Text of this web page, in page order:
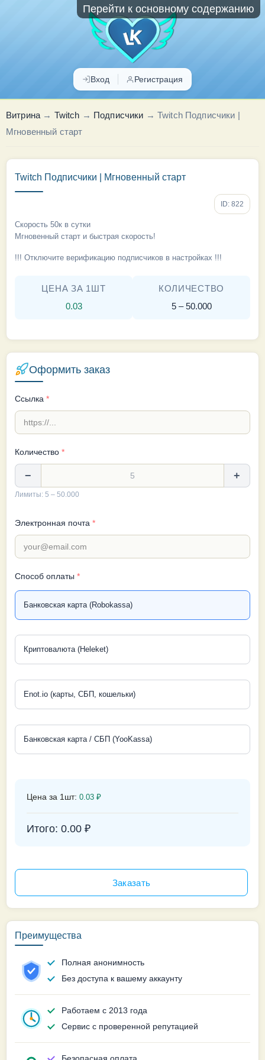
Перейти к основному содержанию
Вход Регистрация
Витрина→ Twitch → Подписчики → Twitch Подписчики |
Мгновенный старт
Twitch Подписчики | Мгновенный старт
ID: 822
Скорость 50к в сутки
Мгновенный старт и быстрая скорость!
!!! Отключите верификацию подписчиков в настройках !!!
ЦЕНА ЗА 1ШТ
0.03
КОЛИЧЕСТВО
5 – 50.000
Оформить заказ
Ссылка *
Количество *
− +
Лимиты: 5 – 50.000
Электронная почта *
Способ оплаты *
Банковская карта (Robokassa)
Криптовалюта (Heleket)
Enot.io (карты, СБП, кошельки)
Банковская карта / СБП (YooKassa)
Цена за 1шт: 0.03 ₽
Итого: 0.00 ₽
Преимущества
Полная анонимность
Без доступа к вашему аккаунту
Работаем с 2013 года
Сервис с проверенной репутацией
Безопасная оплата